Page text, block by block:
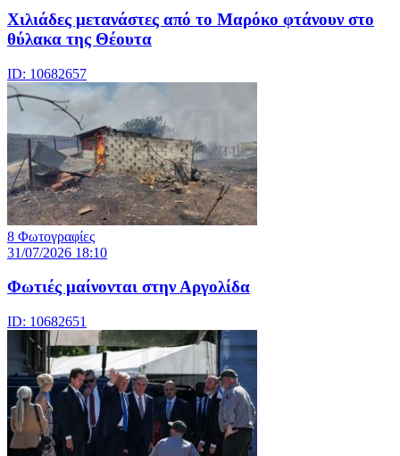
Χιλιάδες μετανάστες από το Μαρόκο φτάνουν στο
θύλακα της Θέουτα
ID: 10682657
8 Φωτογραφίες
31/07/2026 18:10
Φωτιές μαίνονται στην Αργολίδα
ID: 10682651